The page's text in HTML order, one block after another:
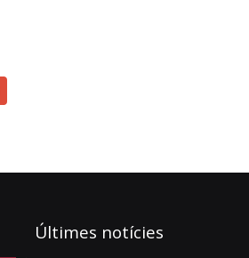
Últimes notícies